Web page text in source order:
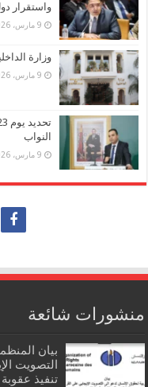
واستقرار
9 مارس، 2026
وزارة
9 مارس، 2026
النواب
9 مارس، 2026
منشورات شائعة
بيان
التصويت
تنفيذ عقوبة